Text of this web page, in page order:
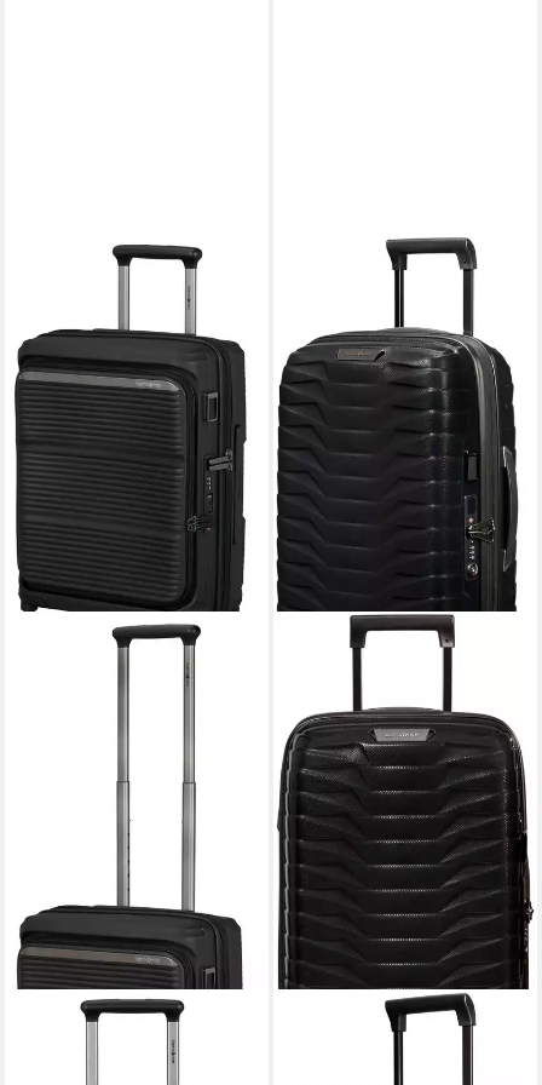
SAMSONITE
Hartschalen-Trolley
PARALUX, verschiedene